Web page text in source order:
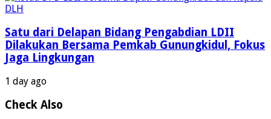
Satu dari Delapan Bidang Pengabdian LDII
Dilakukan Bersama Pemkab Gunungkidul, Fokus
Jaga Lingkungan
1 day ago
Check Also